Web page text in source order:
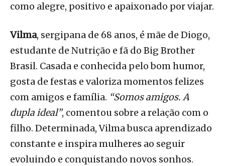
como alegre, positivo e apaixonado por viajar.
Vilma, sergipana de 68 anos, é mãe de Diogo,
estudante de Nutrição e fã do Big Brother
Brasil. Casada e conhecida pelo bom humor,
gosta de festas e valoriza momentos felizes
com amigos e família. “Somos amigos. A
dupla ideal”, comentou sobre a relação com o
filho. Determinada, Vilma busca aprendizado
constante e inspira mulheres ao seguir
evoluindo e conquistando novos sonhos.